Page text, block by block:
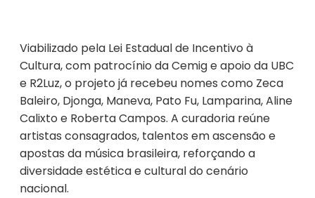
Viabilizado pela Lei Estadual de Incentivo à
Cultura, com patrocínio da Cemig e apoio da UBC
e R2Luz, o projeto já recebeu nomes como Zeca
Baleiro, Djonga, Maneva, Pato Fu, Lamparina, Aline
Calixto e Roberta Campos. A curadoria reúne
artistas consagrados, talentos em ascensão e
apostas da música brasileira, reforçando a
diversidade estética e cultural do cenário
nacional.